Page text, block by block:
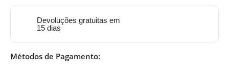
Devoluções gratuitas em
15 dias
Métodos de Pagamento: